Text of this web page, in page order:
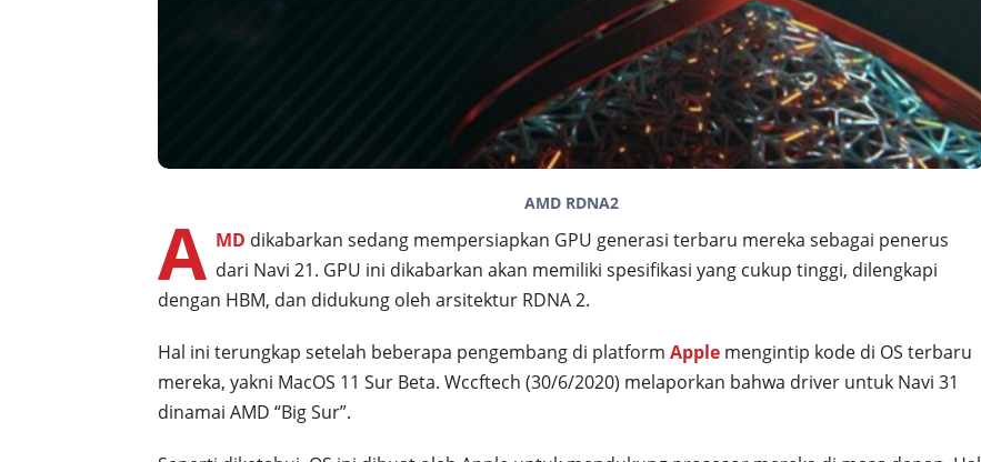
AMD RDNA2
A MD dikabarkan sedang mempersiapkan GPU generasi terbaru mereka sebagai penerus
dari Navi 21. GPU ini dikabarkan akan memiliki spesifikasi yang cukup tinggi, dilengkapi
dengan HBM, dan didukung oleh arsitektur RDNA 2.
Hal ini terungkap setelah beberapa pengembang di platform Apple mengintip kode di OS terbaru
mereka, yakni MacOS 11 Sur Beta. Wccftech (30/6/2020) melaporkan bahwa driver untuk Navi 31
dinamai AMD “Big Sur”.